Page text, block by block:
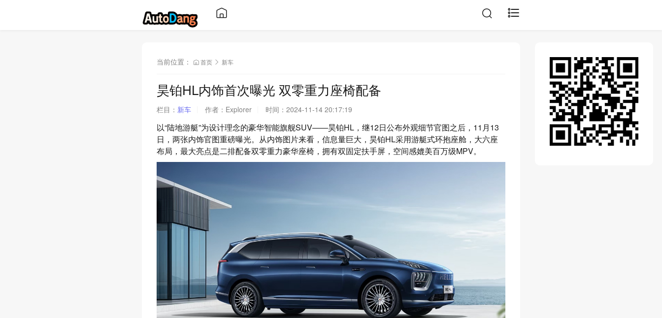
当前位置： 首页 新车
昊铂HL内饰首次曝光 双零重力座椅配备
栏目： 新车 作者： Explorer 时间： 2024-11-14 20:17:19
以“陆地游艇”为设计理念的豪华智能旗舰SUV——昊铂HL，继12日公布外观细节官图之后，11月13
日，两张内饰官图重磅曝光。从内饰图片来看，信息量巨大，昊铂HL采用游艇式环抱座舱，大六座
布局，最大亮点是二排配备双零重力豪华座椅，拥有双固定扶手屏，空间感媲美百万级MPV。